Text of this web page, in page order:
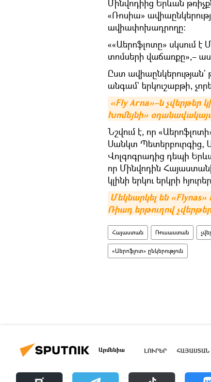
Մինվոդիից Երևան
«Ռոսիա»
ավիափոխադրողը։
««Աերոֆլոտը» սկսում է
տոմսերի վաճառքը»,–
Ըստ
անգամ` երկուշաբթի,
«Fly Arna»–ն
Խոմեյնի»
Նշվում է, որ
Սանկտ Պետերբուրգից,
Վոլգոգրադից դեպի
որ Մինվոդին
կլինի երկու երկրի
Մեկնարկել են
Ռիադ երթուղով
Հայաստան Ռուսաստան
«Աերոֆլոտ» ընկերություն
Արմենիա ԼՈՒՐԵՐ ՀԱՅԱՍՏԱՆ